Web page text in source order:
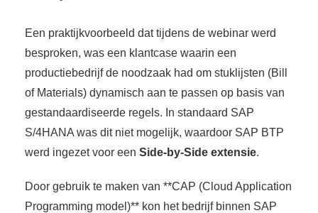
Een praktijkvoorbeeld dat tijdens de webinar werd
besproken, was een klantcase waarin een
productiebedrijf de noodzaak had om stuklijsten (Bill
of Materials) dynamisch aan te passen op basis van
gestandaardiseerde regels. In standaard SAP
S/4HANA was dit niet mogelijk, waardoor SAP BTP
werd ingezet voor een Side-by-Side extensie.
Door gebruik te maken van **CAP (Cloud Application
Programming model)** kon het bedrijf binnen SAP